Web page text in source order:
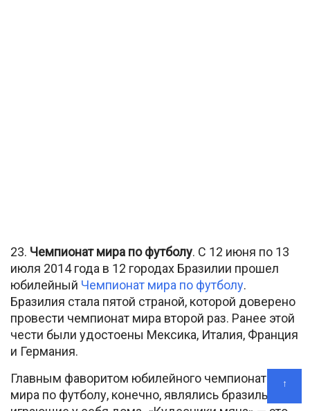
23. Чемпионат мира по футболу. С 12 июня по 13
июля 2014 года в 12 городах Бразилии прошел
юбилейный Чемпионат мира по футболу.
Бразилия стала пятой страной, которой доверено
провести чемпионат мира второй раз. Ранее этой
чести были удостоены Мексика, Италия, Франция
и Германия.
Главным фаворитом юбилейного чемпионата
мира по футболу, конечно, являлись бразильцы,
↑